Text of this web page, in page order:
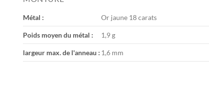
images
Métal : Or jaune 18 carats
Poids moyen du métal : 1,9 g
largeur max. de l'anneau : 1,6 mm